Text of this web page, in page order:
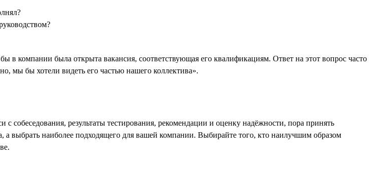
в компании была открыта вакансия, соответствующая его квалификациям. Ответ на этот вопрос часто
мы бы хотели видеть его частью нашего коллектива».
результаты тестирования, рекомендации и оценку надёжности, пора принять
выбрать наиболее подходящего для вашей компании. Выбирайте того, кто наилучшим образом